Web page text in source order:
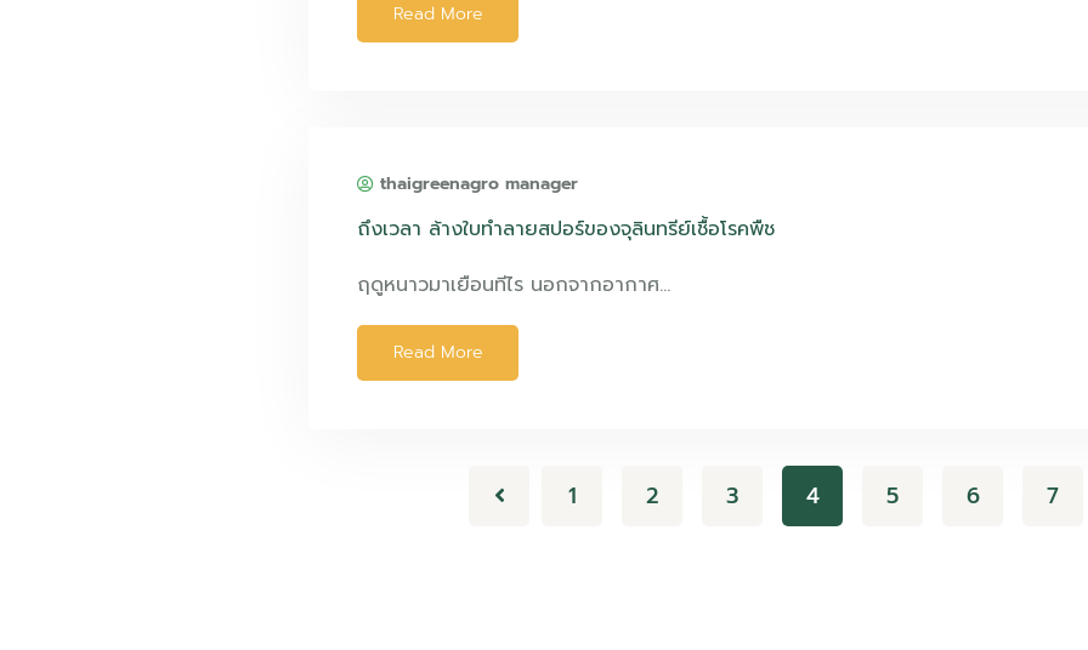
Read More
thaigreenagro manager
ถึงเวลา ล้างใบทำลายสปอร์ของจุลินทรีย์เชื้อโรคพืช
ฤดูหนาวมาเยือนทีไร นอกจากอากาศ…
Read More
1 2 3 4 5 6 7